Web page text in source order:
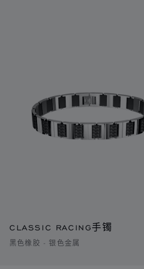
CLASSIC RACING手镯
黑色橡胶 - 银色金属